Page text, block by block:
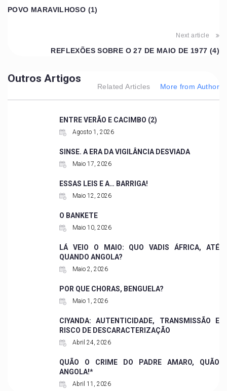
POVO MARAVILHOSO (1)
Next article
REFLEXÕES SOBRE O 27 DE MAIO DE 1977 (4)
Outros Artigos
Related Articles More from Author
ENTRE VERÃO E CACIMBO (2)
Agosto 1, 2026
SINSE. A ERA DA VIGILÂNCIA DESVIADA
Maio 17, 2026
ESSAS LEIS E A… BARRIGA!
Maio 12, 2026
O BANKETE
Maio 10, 2026
LÁ VEIO O MAIO: QUO VADIS ÁFRICA, ATÉ
QUANDO ANGOLA?
Maio 2, 2026
POR QUE CHORAS, BENGUELA?
Maio 1, 2026
CIYANDA: AUTENTICIDADE, TRANSMISSÃO E
RISCO DE DESCARACTERIZAÇÃO
Abril 24, 2026
QUÃO O CRIME DO PADRE AMARO, QUÃO
ANGOLA!*
Abril 11, 2026